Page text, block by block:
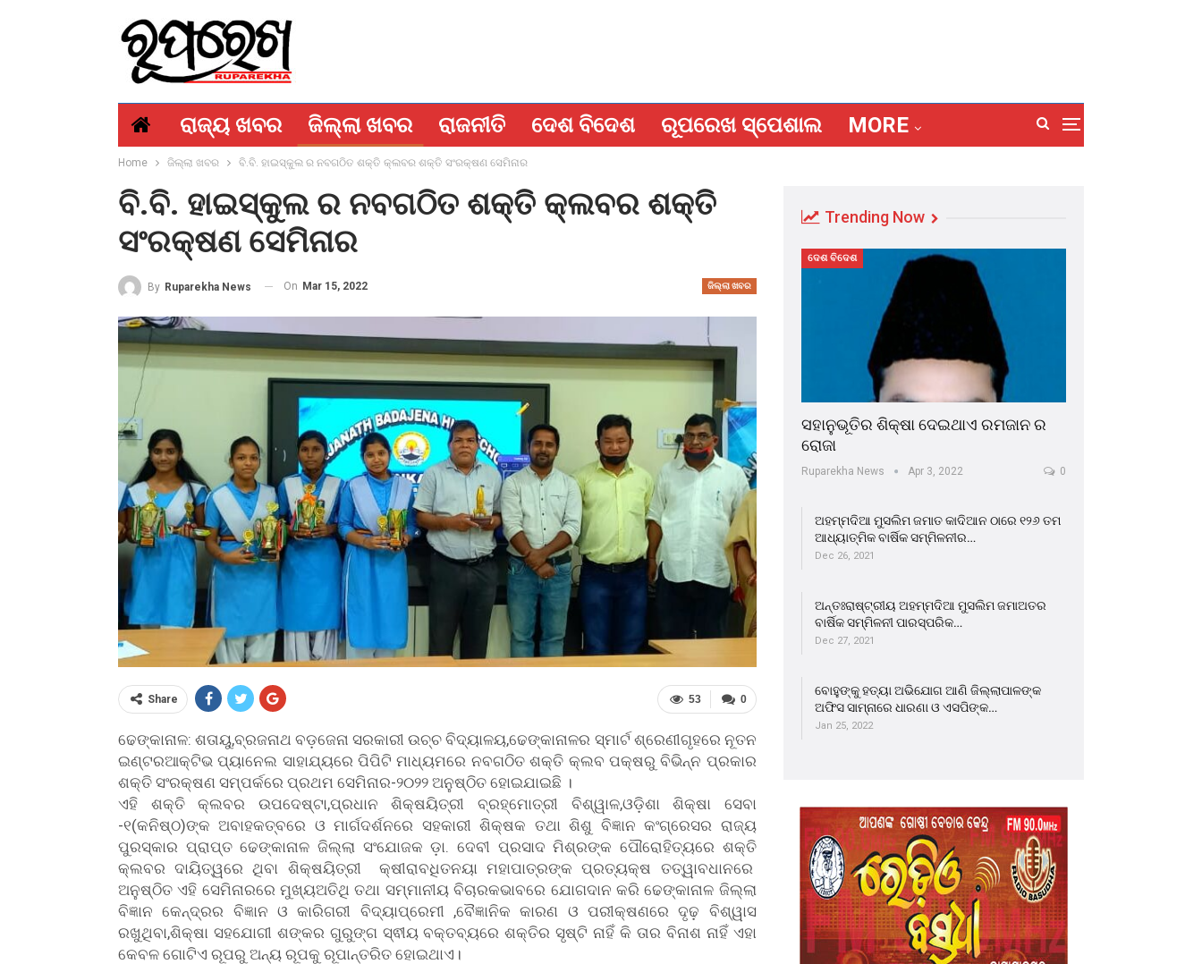
ରାଜ୍ୟ ଖବର ଜିଲ୍ଲା ଖବର ରାଜନୀତି ଦେଶ ବିଦେଶ ରୂପରେଖ ସ୍ପେଶାଲ MORE
Home ଜିଲ୍ଲା ଖବର ବି.ବି. ହାଇସ୍କୁଲ ର ନବଗଠିତ ଶକ୍ତି କ୍ଲବର ଶକ୍ତି ସଂରକ୍ଷଣ ସେମିନାର
ବି.ବି. ହାଇସ୍କୁଲ ର ନବଗଠିତ ଶକ୍ତି କ୍ଲବର ଶକ୍ତି
ସଂରକ୍ଷଣ ସେମିନାର
ଜିଲ୍ଲା ଖବର
By Ruparekha News On Mar 15, 2022
0
53
Share
ଢେଙ୍କାନାଳ: ଶତାୟୁ,ବ୍ରଜନାଥ ବଡ଼ଜେନା ସରକାରୀ ଉଚ୍ଚ ବିଦ୍ୟାଳୟ,ଢେଙ୍କାନାଳର ସ୍ମାର୍ଟ ଶ୍ରେଣୀଗୃହରେ ନୂତନ
ଇଣ୍ଟରଆକ୍ଟିଭ ପ୍ୟାନେଲ ସାହାଯ୍ୟରେ ପିପିଟି ମାଧ୍ୟମରେ ନବଗଠିତ ଶକ୍ତି କ୍ଲବ ପକ୍ଷରୁ ବିଭିନ୍ନ ପ୍ରକାର
ଶକ୍ତି ସଂରକ୍ଷଣ ସମ୍ପର୍କରେ ପ୍ରଥମ ସେମିନାର-୨୦୨୨ ଅନୁଷ୍ଠିତ ହୋଇଯାଇଛି ।
ଏହି ଶକ୍ତି କ୍ଲବର ଉପଦେଷ୍ଟା,ପ୍ରଧାନ ଶିକ୍ଷୟିତ୍ରୀ ବ୍ରହ୍ମୋତ୍ରୀ ବିଶ୍ୱାଳ,ଓଡ଼ିଶା ଶିକ୍ଷା ସେବା
-୧(କନିଷ୍ଠ)ଙ୍କ ଅବାହକତ୍ବରେ ଓ ମାର୍ଗଦର୍ଶନରେ ସହକାରୀ ଶିକ୍ଷକ ତଥା ଶିଶୁ ବିଜ୍ଞାନ କଂଗ୍ରେସର ରାଜ୍ୟ
ପୁରସ୍କାର ପ୍ରାପ୍ତ ଢେଙ୍କାନାଳ ଜିଲ୍ଲା ସଂଯୋଜକ ଡ଼ା. ଦେବୀ ପ୍ରସାଦ ମିଶ୍ରଙ୍କ ପୌରୋହିତ୍ୟରେ ଶକ୍ତି
କ୍ଲବର ଦାୟିତ୍ୱରେ ଥିବା ଶିକ୍ଷୟିତ୍ରୀ କ୍ଷୀରାବଧିତନୟା ମହାପାତ୍ରଙ୍କ ପ୍ରତ୍ୟକ୍ଷ ତତ୍ୱାବଧାନରେ
ଅନୁଷ୍ଠିତ ଏହି ସେମିନାରରେ ମୁଖ୍ୟଅତିଥି ତଥା ସମ୍ମାନୀୟ ବିଚାରକଭାବରେ ଯୋଗଦାନ କରି ଢେଙ୍କାନାଳ ଜିଲ୍ଲା
ବିଜ୍ଞାନ କେନ୍ଦ୍ରର ବିଜ୍ଞାନ ଓ କାରିଗରୀ ବିଦ୍ୟାପ୍ରେମୀ ,ବୈଜ୍ଞାନିକ କାରଣ ଓ ପରୀକ୍ଷଣରେ ଦୃଢ଼ ବିଶ୍ୱାସ
ରଖୁଥିବା,ଶିକ୍ଷା ସହଯୋଗୀ ଶଙ୍କର ଗୁରୁଙ୍ଗ ସ୍ଵୀୟ ବକ୍ତବ୍ୟରେ ଶକ୍ତିର ସୃଷ୍ଟି ନାହିଁ କି ତାର ବିନାଶ ନାହିଁ ଏହା
କେବଳ ଗୋଟିଏ ରୂପରୁ ଅନ୍ୟ ରୂପକୁ ରୂପାନ୍ତରିତ ହୋଇଥାଏ।
Trending Now
ଦେଶ ବିଦେଶ
ସହାନୁଭୂତିର ଶିକ୍ଷା ଦେଇଥାଏ ରମଜାନ ର
ରୋଜା
Ruparekha News Apr 3, 2022 0
ଅହମ୍ମଦିଆ ମୁସଲିମ ଜମାତ କାଦିଆନ ଠାରେ ୧୨୬ ତମ
ଆଧ୍ୟାତ୍ମିକ ବାର୍ଷିକ ସମ୍ମିଳନୀର…
Dec 26, 2021
ଅନ୍ତଃରାଷ୍ଟ୍ରୀୟ ଅହମ୍ମଦିଆ ମୁସଲିମ ଜମାଅତର
ବାର୍ଷିକ ସମ୍ମିଳନୀ ପାରସ୍ପରିକ…
Dec 27, 2021
ବୋହୁଙ୍କୁ ହତ୍ୟା ଅଭିଯୋଗ ଆଣି ଜିଲ୍ଲାପାଳଙ୍କ
ଅଫିସ ସାମ୍ନାରେ ଧାରଣା ଓ ଏସପିଙ୍କ…
Jan 25, 2022